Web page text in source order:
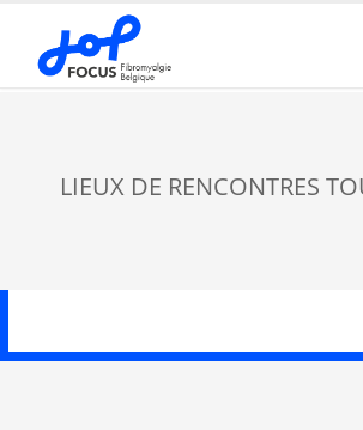
LIEUX DE RENCONTRES